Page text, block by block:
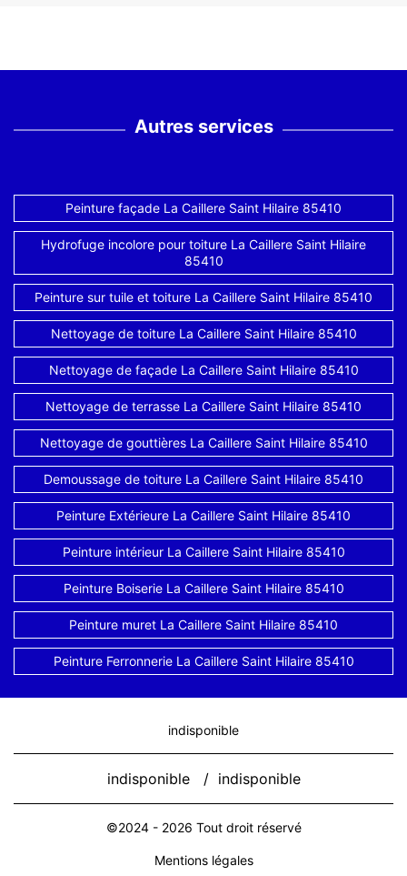
Autres services
Peinture façade La Caillere Saint Hilaire 85410
Hydrofuge incolore pour toiture La Caillere Saint Hilaire
85410
Peinture sur tuile et toiture La Caillere Saint Hilaire 85410
Nettoyage de toiture La Caillere Saint Hilaire 85410
Nettoyage de façade La Caillere Saint Hilaire 85410
Nettoyage de terrasse La Caillere Saint Hilaire 85410
Nettoyage de gouttières La Caillere Saint Hilaire 85410
Demoussage de toiture La Caillere Saint Hilaire 85410
Peinture Extérieure La Caillere Saint Hilaire 85410
Peinture intérieur La Caillere Saint Hilaire 85410
Peinture Boiserie La Caillere Saint Hilaire 85410
Peinture muret La Caillere Saint Hilaire 85410
Peinture Ferronnerie La Caillere Saint Hilaire 85410
indisponible
indisponible / indisponible
©2024 - 2026 Tout droit réservé
Mentions légales